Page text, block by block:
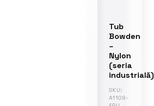
Tub
Bowden
–
Nylon
(seria
industrială)
SKU:
A1109-